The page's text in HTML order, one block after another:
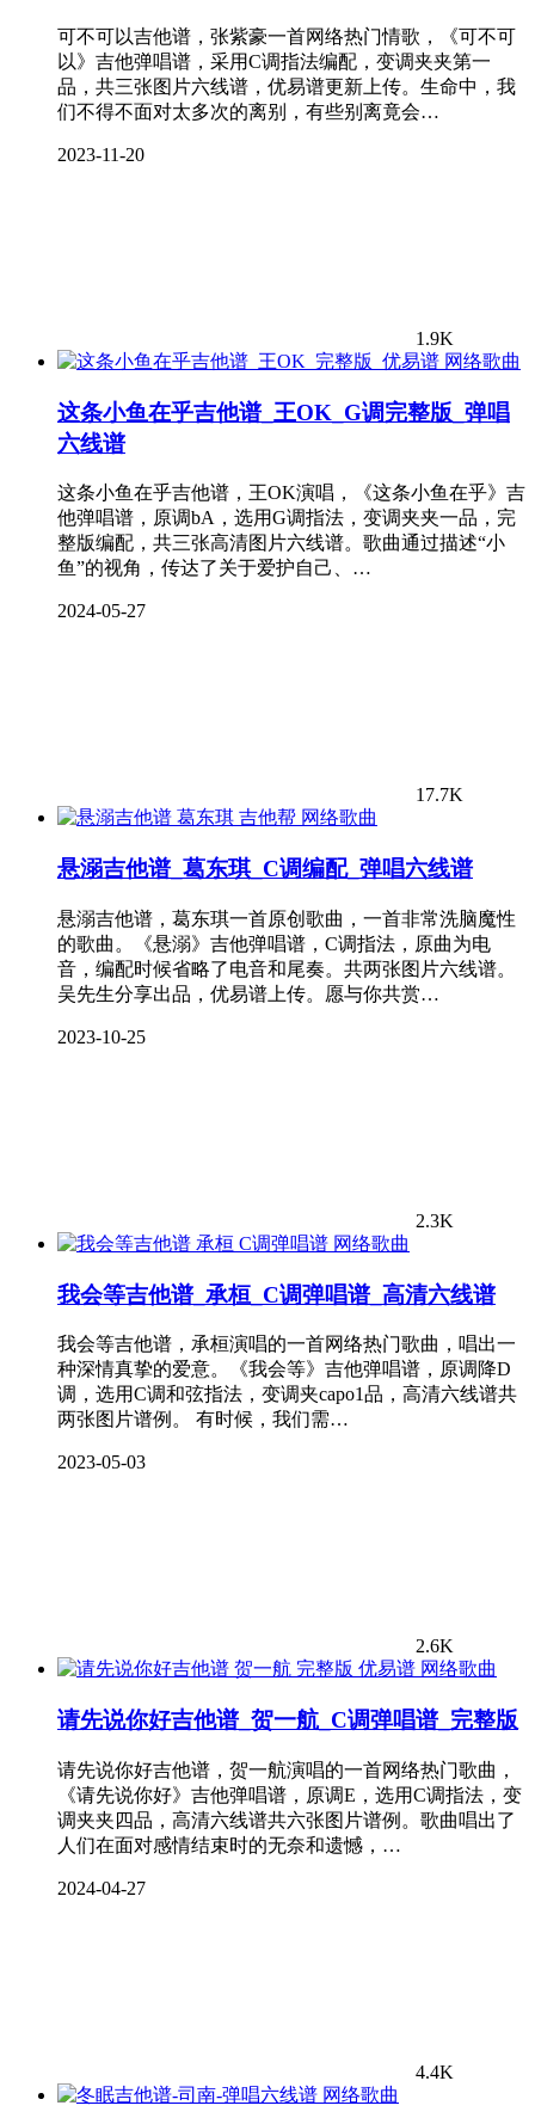
可不可以吉他谱，张紫豪一首网络热门情歌，《可不可
以》吉他弹唱谱，采用C调指法编配，变调夹夹第一
品，共三张图片六线谱，优易谱更新上传。生命中，我
们不得不面对太多次的离别，有些别离竟会…
2023-11-20
1.9K
网络歌曲
这条小鱼在乎吉他谱_王OK_G调完整版_弹唱
六线谱
这条小鱼在乎吉他谱，王OK演唱，《这条小鱼在乎》吉
他弹唱谱，原调bA，选用G调指法，变调夹夹一品，完
整版编配，共三张高清图片六线谱。歌曲通过描述“小
鱼”的视角，传达了关于爱护自己、…
2024-05-27
17.7K
网络歌曲
悬溺吉他谱_葛东琪_C调编配_弹唱六线谱
悬溺吉他谱，葛东琪一首原创歌曲，一首非常洗脑魔性
的歌曲。《悬溺》吉他弹唱谱，C调指法，原曲为电
音，编配时候省略了电音和尾奏。共两张图片六线谱。
吴先生分享出品，优易谱上传。愿与你共赏…
2023-10-25
2.3K
网络歌曲
我会等吉他谱_承桓_C调弹唱谱_高清六线谱
我会等吉他谱，承桓演唱的一首网络热门歌曲，唱出一
种深情真挚的爱意。《我会等》吉他弹唱谱，原调降D
调，选用C调和弦指法，变调夹capo1品，高清六线谱共
两张图片谱例。 有时候，我们需…
2023-05-03
2.6K
网络歌曲
请先说你好吉他谱_贺一航_C调弹唱谱_完整版
请先说你好吉他谱，贺一航演唱的一首网络热门歌曲，
《请先说你好》吉他弹唱谱，原调E，选用C调指法，变
调夹夹四品，高清六线谱共六张图片谱例。歌曲唱出了
人们在面对感情结束时的无奈和遗憾，…
2024-04-27
4.4K
网络歌曲